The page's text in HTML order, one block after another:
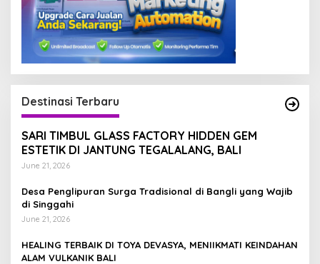
Destinasi Terbaru
SARI TIMBUL GLASS FACTORY HIDDEN GEM
ESTETIK DI JANTUNG TEGALALANG, BALI
June 21, 2026
Desa Penglipuran Surga Tradisional di Bangli yang Wajib
di Singgahi
June 21, 2026
HEALING TERBAIK DI TOYA DEVASYA, MENIIKMATI KEINDAHAN
ALAM VULKANIK BALI